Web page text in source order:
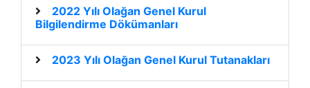
2022 Yılı Olağan Genel Kurul
Bilgilendirme Dökümanları
2023 Yılı Olağan Genel Kurul Tutanakları